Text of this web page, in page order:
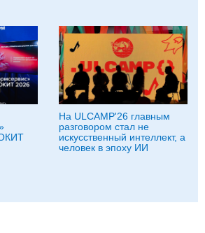
На ULCAMP'26 главным
разговором стал не
искусственный интеллект, а
человек в эпоху ИИ